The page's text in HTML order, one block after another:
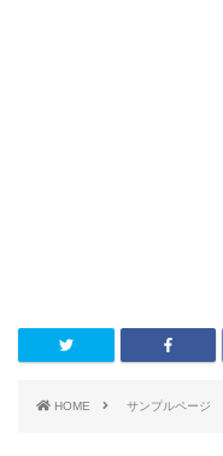
HOME サンプルページ